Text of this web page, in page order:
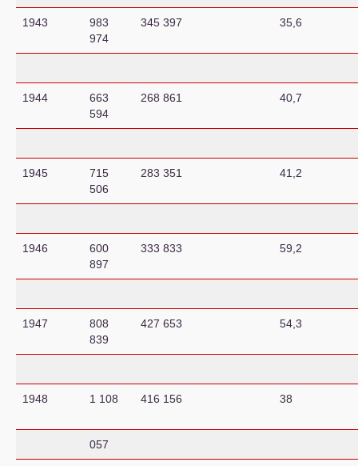
1943
983
974
345 397 35,6
1944
663
594
268 861 40,7
1945
715
506
283 351 41,2
1946
600
897
333 833 59,2
1947
808
839
427 653 54,3
1948 1 108 416 156 38
057